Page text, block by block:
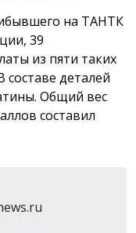
на ТАНТК
39
из пяти таких
деталей
Общий вес
составил